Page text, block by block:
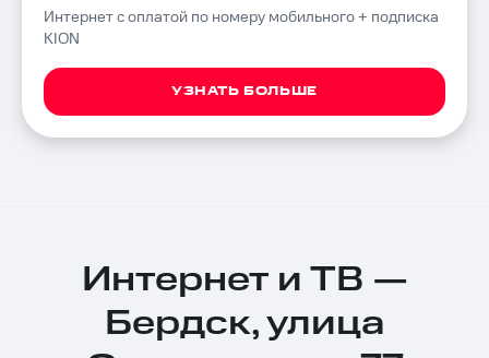
Интернет с оплатой по номеру мобильного + подписка
KION
УЗНАТЬ БОЛЬШЕ
Интернет и ТВ —
Бердск, улица